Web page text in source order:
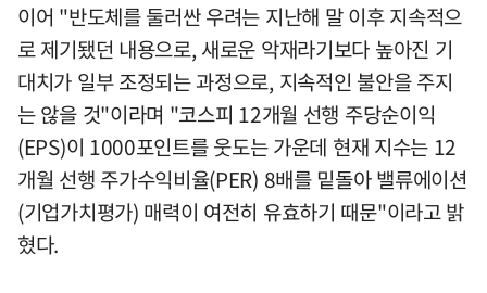
이어 "반도체를 둘러싼 우려는 지난해 말 이후 지속적으
로 제기됐던 내용으로, 새로운 악재라기보다 높아진 기
대치가 일부 조정되는 과정으로, 지속적인 불안을 주지
는 않을 것"이라며 "코스피 12개월 선행 주당순이익
(EPS)이 1000포인트를 웃도는 가운데 현재 지수는 12
개월 선행 주가수익비율(PER) 8배를 밑돌아 밸류에이션
(기업가치평가) 매력이 여전히 유효하기 때문"이라고 밝
혔다.